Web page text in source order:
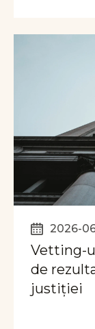
2026-
Vetting-
de
justiției